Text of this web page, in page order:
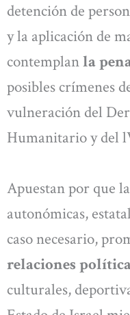
detención de
y la aplicación de
contemplanla
posibles crímenes
vulneración del
Humanitario y del
Apuestan por que
autonómicas,
caso necesario,
relaciones
culturales,